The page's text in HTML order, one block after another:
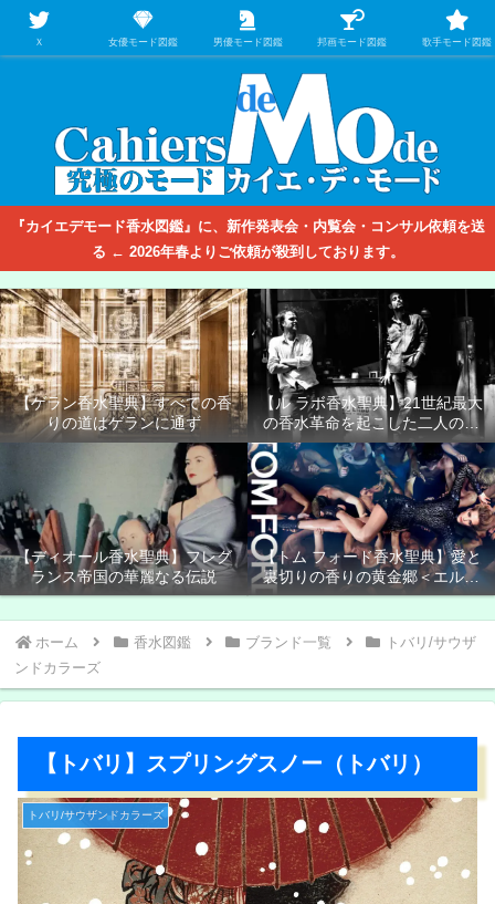
【映画/音楽の中のファッション＆香水】を徹底的に分析するファッション＆ア
パレル業界人のための学習サイト
『カイエデモード香水図鑑』に、新作発表会・内覧会・コンサル依頼を送
る ← 2026年春よりご依頼が殺到しております。
【ゲラン香水聖典】すべての香
りの道はゲランに通ず
【ル ラボ香水聖典】21世紀最大
の香水革命を起こした二人の男
たち
【ディオール香水聖典】フレグ
ランス帝国の華麗なる伝説
【トム フォード香水聖典】愛と
裏切りの香りの黄金郷＜エルド
ラド＞
ホーム 香水図鑑 ブランド一覧
トバリ/サウザ
ンドカラーズ
【トバリ】スプリングスノー（トバリ）
トバリ/サウザンドカラーズ
Ｘ 女優モード図鑑 男優モード図鑑 邦画モード図鑑 歌手モード図鑑